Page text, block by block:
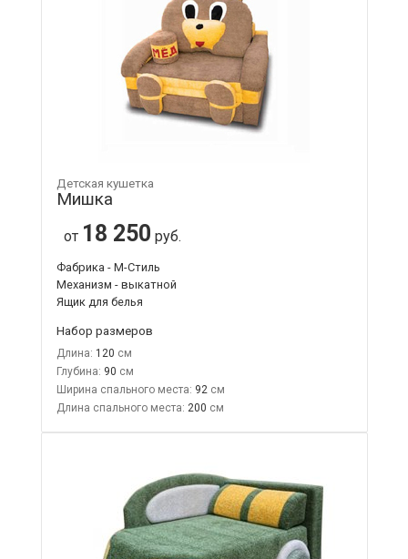
Детская кушетка
Мишка
от 18 250 руб.
Фабрика - М-Стиль
Механизм - выкатной
Ящик для белья
Набор размеров
Длина: 120
Глубина: 90
Ширина спального места: 92
Длина спального места: 200